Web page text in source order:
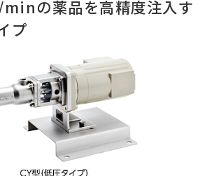
の薬品を高精度注入す
プ